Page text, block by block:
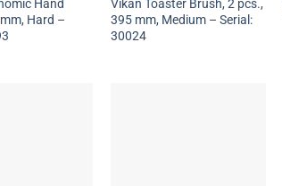
Hand
Hard –
Vikan Toaster Brush, 2 pcs.,
395 mm, Medium – Serial:
30024